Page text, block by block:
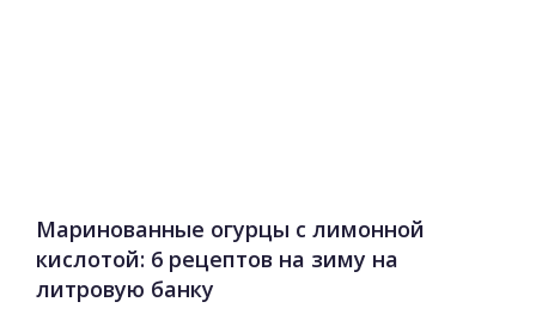
Маринованные огурцы с лимонной
кислотой: 6 рецептов на зиму на
литровую банку